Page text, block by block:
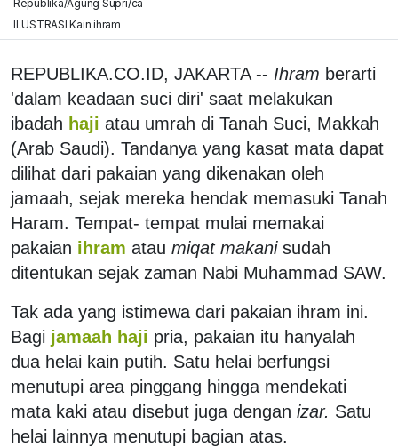
Republika/Agung Supri/ca
ILUSTRASI Kain ihram
REPUBLIKA.CO.ID, JAKARTA -- Ihram berarti
'dalam keadaan suci diri' saat melakukan
ibadah haji atau umrah di Tanah Suci, Makkah
(Arab Saudi). Tandanya yang kasat mata dapat
dilihat dari pakaian yang dikenakan oleh
jamaah, sejak mereka hendak memasuki Tanah
Haram. Tempat- tempat mulai memakai
pakaian ihram atau miqat makanisudah
ditentukan sejak zaman Nabi Muhammad SAW.
Tak ada yang istimewa dari pakaian ihram ini.
Bagi jamaah haji pria, pakaian itu hanyalah
dua helai kain putih. Satu helai berfungsi
menutupi area pinggang hingga mendekati
mata kaki atau disebut juga dengan izar. Satu
helai lainnya menutupi bagian atas.